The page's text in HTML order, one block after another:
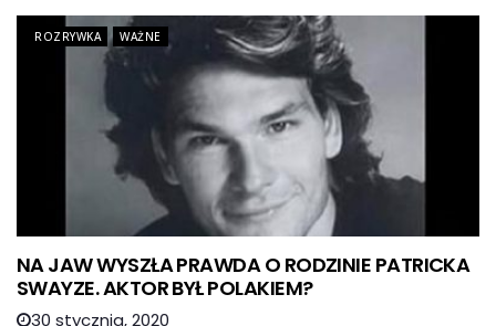
ROZRYWKA WAŻNE
NA JAW WYSZŁA PRAWDA O RODZINIE PATRICKA
SWAYZE. AKTOR BYŁ POLAKIEM?
30 stycznia, 2020